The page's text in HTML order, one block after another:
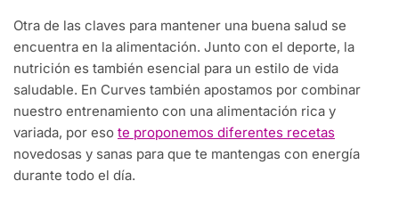
Otra de las claves para mantener una buena salud se
encuentra en la alimentación. Junto con el deporte, la
nutrición es también esencial para un estilo de vida
saludable. En Curves también apostamos por combinar
nuestro entrenamiento con una alimentación rica y
variada, por eso te proponemos diferentes recetas
novedosas y sanas para que te mantengas con energía
durante todo el día.